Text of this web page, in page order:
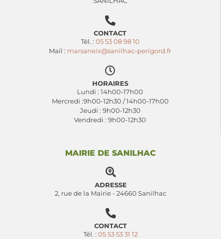
CONTACT
Tél. : 05 53 08 98 10
Mail : marsaneix@sanilhac-perigord.fr
HORAIRES
Lundi : 14h00-17h00
Mercredi :9h00-12h30 / 14h00-17h00
Jeudi : 9h00-12h30
Vendredi : 9h00-12h30
MAIRIE DE SANILHAC
ADRESSE
2, rue de la Mairie - 24660 Sanilhac
CONTACT
Tél. : 05 53 53 31 12